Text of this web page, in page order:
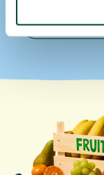
Découvrez